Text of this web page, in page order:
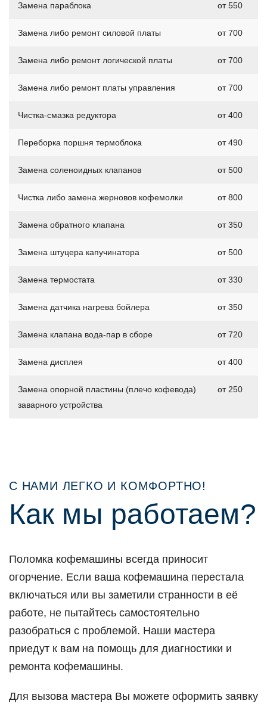
Замена параблока от 550
Замена либо ремонт силовой платы от 700
Замена либо ремонт логической платы от 700
Замена либо ремонт платы управления от 700
Чистка-смазка редуктора от 400
Переборка поршня термоблока от 490
Замена соленоидных клапанов от 500
Чистка либо замена жерновов кофемолки от 800
Замена обратного клапана от 350
Замена штуцера капучинатора от 500
Замена термостата от 330
Замена датчика нагрева бойлера от 350
Замена клапана вода-пар в сборе от 720
Замена дисплея от 400
Замена опорной пластины (плечо кофевода)
заварного устройства
от 250
С НАМИ ЛЕГКО И КОМФОРТНО!
Как мы работаем?
Поломка кофемашины всегда приносит
огорчение. Если ваша кофемашина перестала
включаться или вы заметили странности в её
работе, не пытайтесь самостоятельно
разобраться с проблемой. Наши мастера
приедут к вам на помощь для диагностики и
ремонта кофемашины.
Для вызова мастера Вы можете оформить заявку